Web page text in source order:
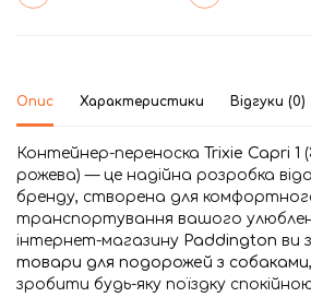
Опис Характеристики Відгуки (0)
Контейнер-переноска Trixie Capri 1
рожева) — це надійна розробка
бренду, створена для
транспортування вашого
інтернет-магазину Paddington ви
товари для подорожей з собаками
зробити будь-яку поїздку